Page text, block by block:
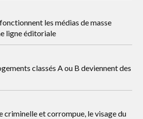
les médias de masse
ligne éditoriale
classés A ou B deviennent des
criminelle et corrompue, le visage du